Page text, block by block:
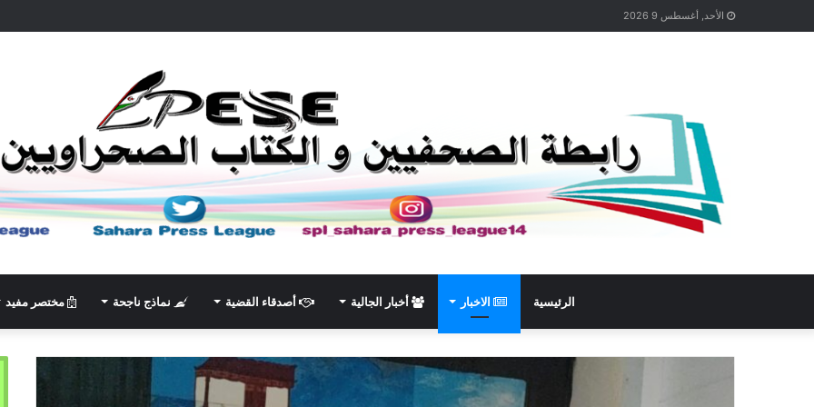
الأحد, أغسطس 9 2026
الرئيسية الاخبار أخبار الجالية أصدقاء القضية نماذج ناجحة مختصر مفيد